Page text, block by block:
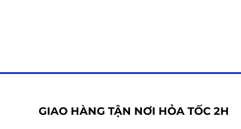
GIAO HÀNG TẬN NƠI HỎA TỐC 2H